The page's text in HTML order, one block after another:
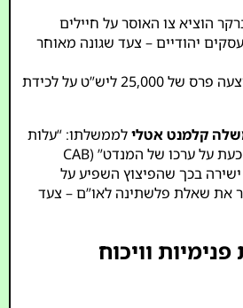
הוציא צו האוסר על חיילים
יהודיים – צעד שגונה מאוחר
הוצעה פרס של 25,000 ליש”ט על לכידת
קלמנט אטלילממשלתו: “עלות
החזקת פלשתינה עולה כעת על ערכו של המנדט” (CAB
ישירה בכך שהפיצוץ השפיע על
את שאלת פלשתינה לאו”ם – צעד
וויכוח